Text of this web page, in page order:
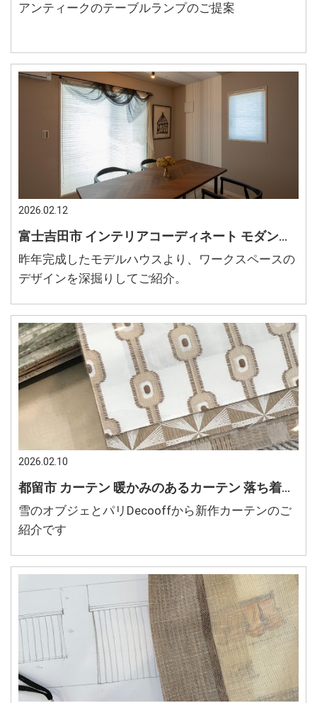
アンティークのテーブルランプのご提案
2026.02.12
富士吉田市 インテリアコーディネート モダンなワークスペース かっこいいルームデザイン
昨年完成したモデルハウスより、ワークスペースの
デザインを深掘りしてご紹介。
2026.02.10
都留市 カーテン 暖かみのあるカーテン 落ち着いた空間に合うカーテン
雪のオブジェとパリDecooffから新作カーテンのご
紹介です